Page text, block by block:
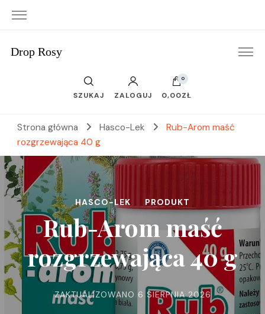
Drop Rosy
SZUKAJ ZALOGUJ
0
0,00ZŁ
Strona główna Hasco-Lek
Rub-Arom maść
rozgrzewająca 40 g
HASCO-LEK PRODUKT
Rub-Arom maść
rozgrzewająca 40 g
ZAKTUALIZOWANO 6 SIERPNIA 2026